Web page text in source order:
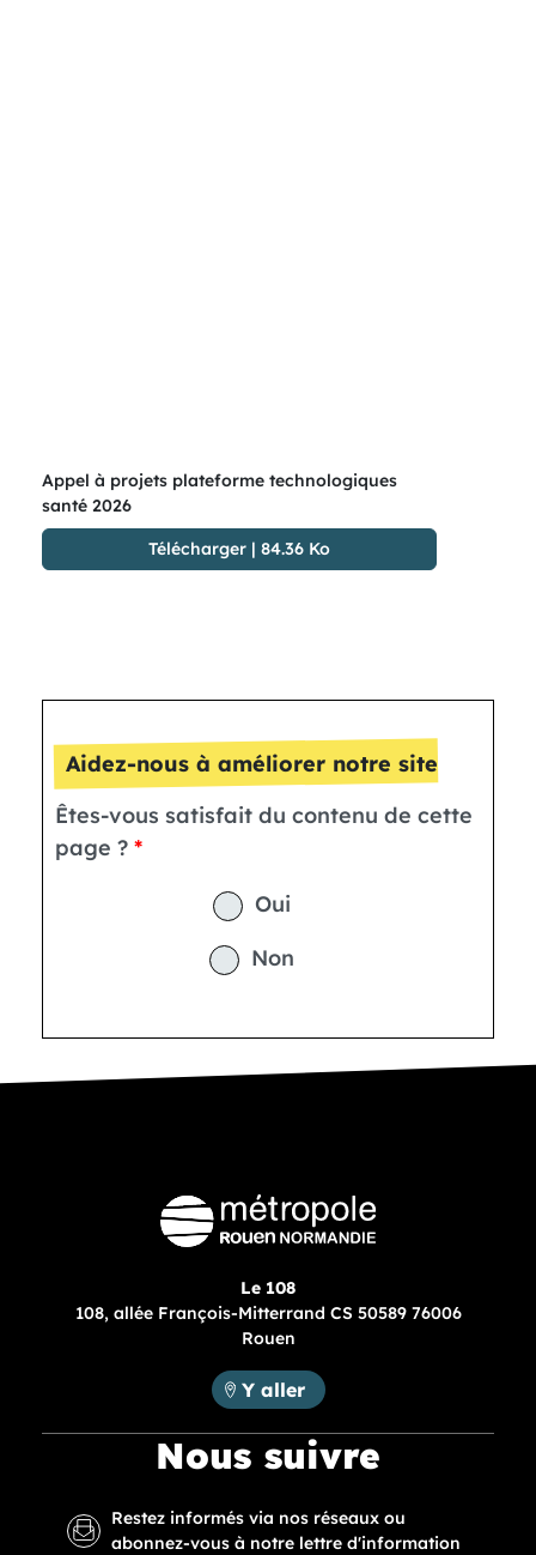
Appel à projets plateforme technologiques
santé 2026
Télécharger | 84.36 Ko
Aidez-nous à améliorer notre site
Êtes-vous satisfait du contenu de cette
page ?
Oui
Non
Le 108
108, allée François-Mitterrand CS 50589 76006
Rouen
Métropole Rouen Normandie :
Y aller
Nous suivre
Restez informés via nos réseaux ou
abonnez-vous à notre lettre d'information